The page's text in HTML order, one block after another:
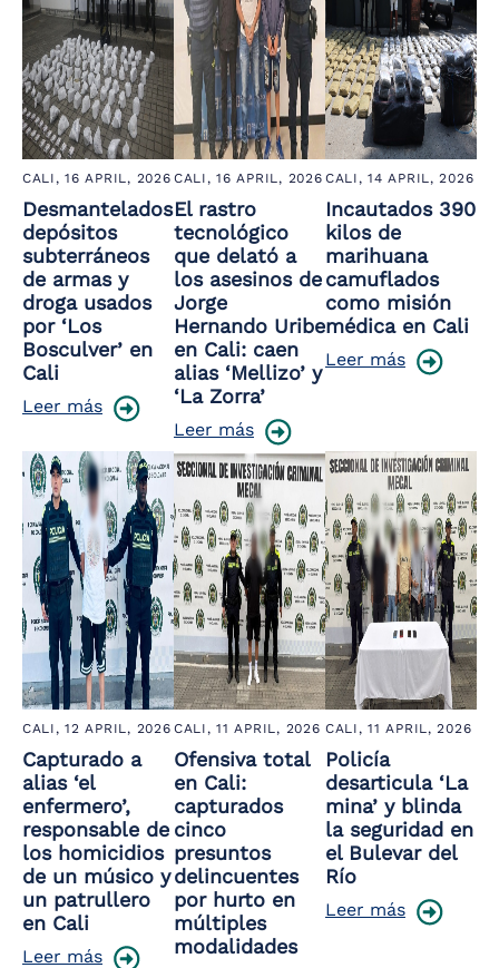
CALI,16 APRIL, 2026
Desmantelados
depósitos
subterráneos
de armas y
droga usados
por ‘Los
Bosculver’ en
Cali
Leer más
CALI,16 APRIL, 2026
El rastro
tecnológico
que delató a
los asesinos de
Jorge
Hernando Uribe
en Cali: caen
alias ‘Mellizo’ y
‘La Zorra’
Leer más
CALI,14 APRIL, 2026
Incautados 390
kilos de
marihuana
camuflados
como misión
médica en Cali
Leer más
CALI,12 APRIL, 2026
Capturado a
alias ‘el
enfermero’,
responsable de
los homicidios
de un músico y
un patrullero
en Cali
Leer más
CALI,11 APRIL, 2026
Ofensiva total
en Cali:
capturados
cinco
presuntos
delincuentes
por hurto en
múltiples
modalidades
CALI,11 APRIL, 2026
Policía
desarticula ‘La
mina’ y blinda
la seguridad en
el Bulevar del
Río
Leer más